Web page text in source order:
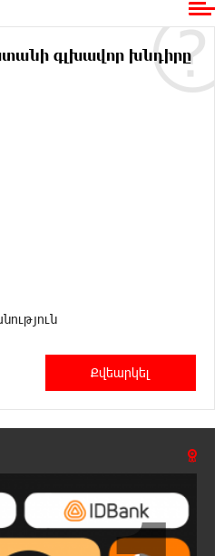
են եկել Յան Դիոմանդեի
է պահանջարկ չունեցող
Մխիթարյան
է․ Ավետիք
պետք է խոսել Բաքվի ռեժիմի
է անվանել
նկատմամբ
գլխավոր խնդիրը